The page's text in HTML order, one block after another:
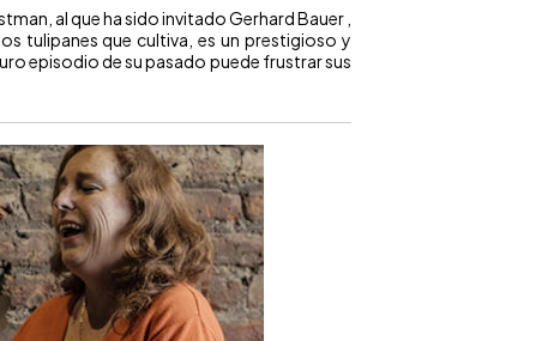
al que ha sido invitado Gerhard Bauer ,
tulipanes que cultiva, es un prestigioso y
episodio de su pasado puede frustrar sus